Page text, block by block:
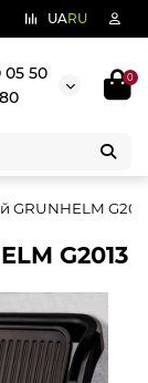
UARU
05 50
0
GRUNHELM
G2013